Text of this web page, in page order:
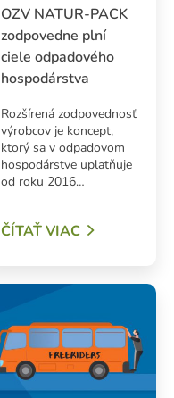
OZV NATUR-PACK
zodpovedne plní
ciele odpadového
hospodárstva
Rozšírená zodpovednosť
výrobcov je koncept,
ktorý sa v odpadovom
hospodárstve uplatňuje
od roku 2016…
ČÍTAŤ VIAC